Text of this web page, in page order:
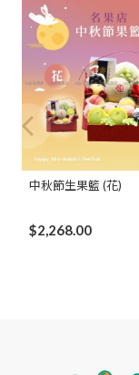
中秋節生果籃 (花)
$2,268.00